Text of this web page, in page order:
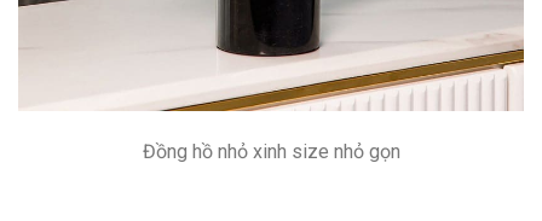
Đồng hồ nhỏ xinh size nhỏ gọn